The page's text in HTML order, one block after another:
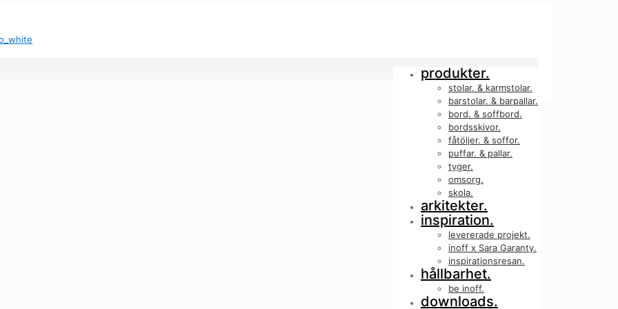
produkter.
stolar. & karmstolar.
barstolar. & barpallar.
bord. & soffbord.
bordsskivor.
fåtöljer. & soffor.
puffar. & pallar.
tyger.
omsorg.
skola.
arkitekter.
inspiration.
levererade projekt.
inoff x Sara Garanty.
inspirationsresan.
hållbarhet.
be inoff.
downloads.